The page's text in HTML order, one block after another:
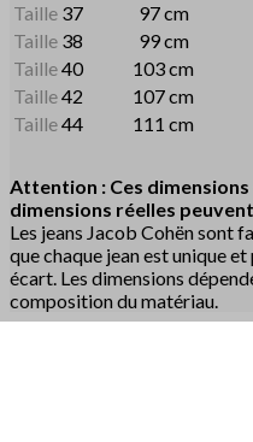
Taille 37
97 cm
Taille 38
99 cm
Taille40
103 cm
Taille42
107 cm
Taille44 111 cm
Attention : Ces
dimensions réelles
Les jeans Jacob Cohën sont
que chaque jean est unique
écart. Les dimensions
composition du matériau.